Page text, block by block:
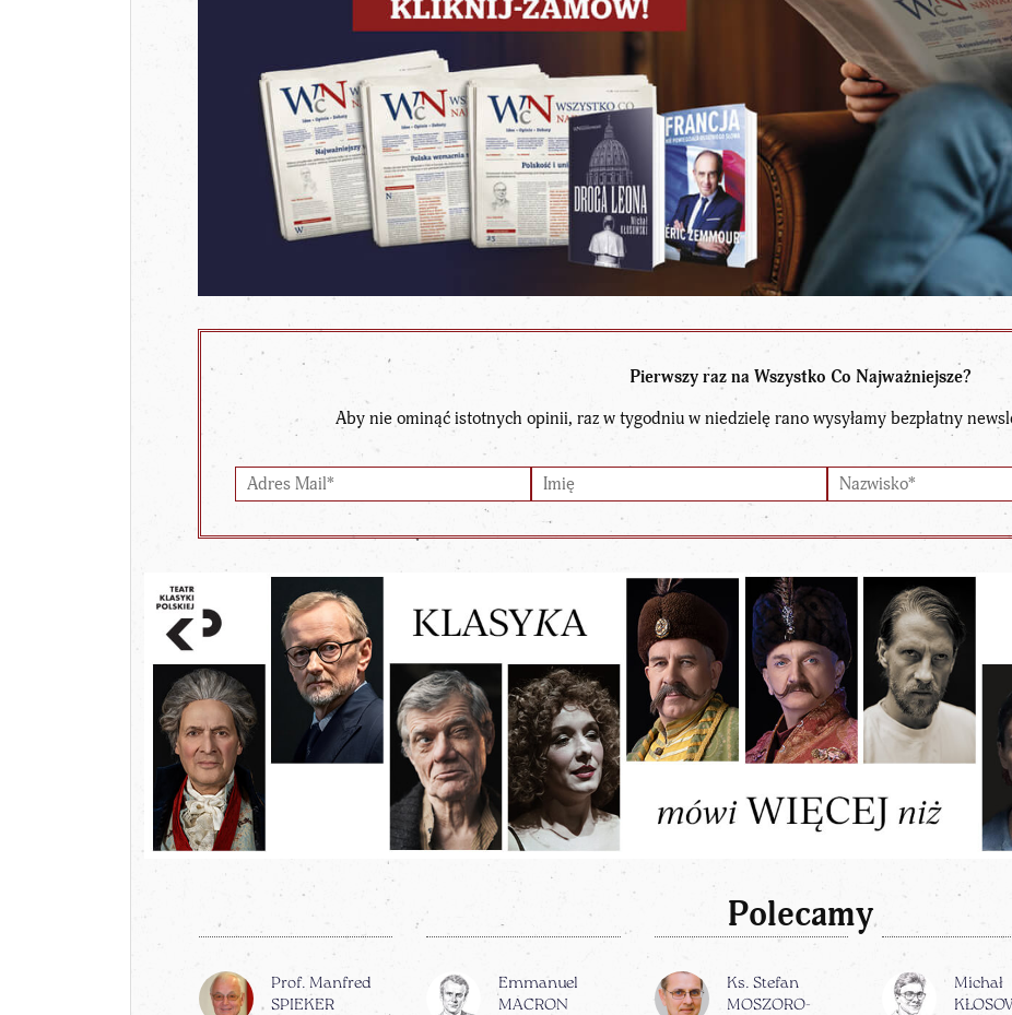
Pierwszy raz na Wszystko Co Najważniejsze?
Aby nie ominąć istotnych opinii, raz w tygodniu w niedzielę rano wysyłamy bezpłatny
Polecamy
Prof. Manfred
SPIEKER
Emmanuel
MACRON
Ks. Stefan
MOSZORO-
Michał